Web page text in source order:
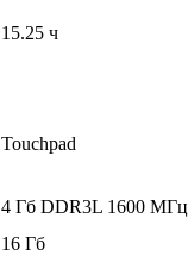
15.25 ч
Touchpad
4 Гб DDR3L 1600 МГц
16 Гб